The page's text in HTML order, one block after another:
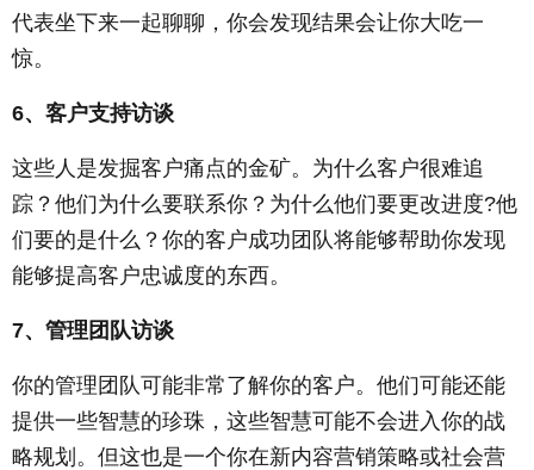
代表坐下来一起聊聊，你会发现结果会让你大吃一
惊。
6、客户支持访谈
这些人是发掘客户痛点的金矿。为什么客户很难追
踪？他们为什么要联系你？为什么他们要更改进度?他
们要的是什么？你的客户成功团队将能够帮助你发现
能够提高客户忠诚度的东西。
7、管理团队访谈
你的管理团队可能非常了解你的客户。他们可能还能
提供一些智慧的珍珠，这些智慧可能不会进入你的战
略规划。但这也是一个你在新内容营销策略或社会营